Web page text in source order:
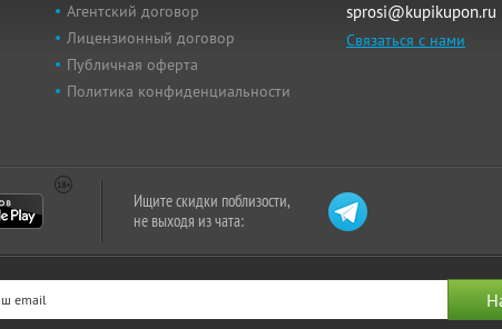
Агентский договор
Лицензионный договор
Публичная оферта
Политика конфиденциальности
sprosi@kupikupon.ru
Связаться с нами
Ищите скидки поблизости,
не выходя из чата: